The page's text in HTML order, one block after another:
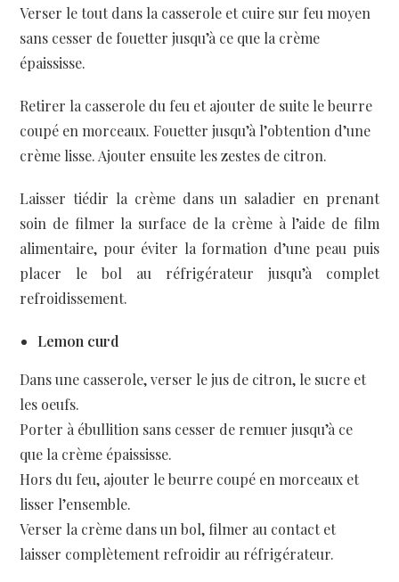
Verser le tout dans la casserole et cuire sur feu moyen
sans cesser de fouetter jusqu’à ce que la crème
épaississe.
Retirer la casserole du feu et ajouter de suite le beurre
coupé en morceaux. Fouetter jusqu’à l’obtention d’une
crème lisse. Ajouter ensuite les zestes de citron.
Laisser tiédir la crème dans un saladier en prenant
soin de filmer la surface de la crème à l’aide de film
alimentaire, pour éviter la formation d’une peau puis
placer le bol au réfrigérateur jusqu’à complet
refroidissement.
Lemon curd
Dans une casserole, verser le jus de citron, le sucre et
les oeufs.
Porter à ébullition sans cesser de remuer jusqu’à ce
que la crème épaississe.
Hors du feu, ajouter le beurre coupé en morceaux et
lisser l’ensemble.
Verser la crème dans un bol, filmer au contact et
laisser complètement refroidir au réfrigérateur.